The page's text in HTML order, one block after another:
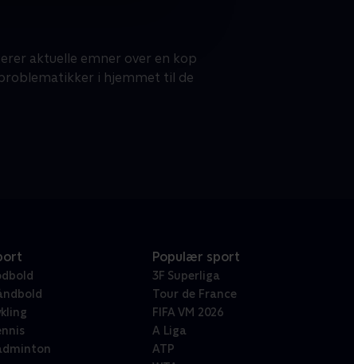
aktuelle emner over en kop
i hjemmet til de
Populær sport
3F Superliga
Tour de France
FIFA VM 2026
A Liga
ATP